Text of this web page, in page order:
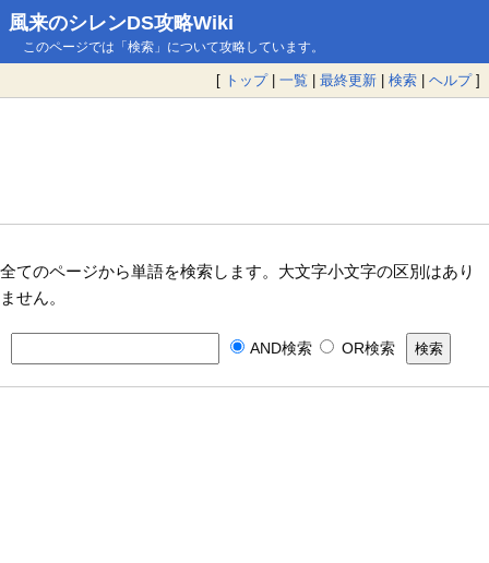
風来のシレンDS攻略Wiki
このページでは「検索」について攻略しています。
[ トップ| 一覧 | 最終更新 | 検索 | ヘルプ]
全てのページから単語を検索します。大文字小文字の区別はあり
ません。
AND検索 OR検索